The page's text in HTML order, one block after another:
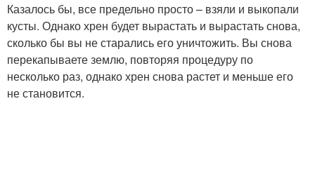
Казалось бы, все предельно просто – взяли и выкопали
кусты. Однако хрен будет вырастать и вырастать снова,
сколько бы вы не старались его уничтожить. Вы снова
перекапываете землю, повторяя процедуру по
несколько раз, однако хрен снова растет и меньше его
не становится.